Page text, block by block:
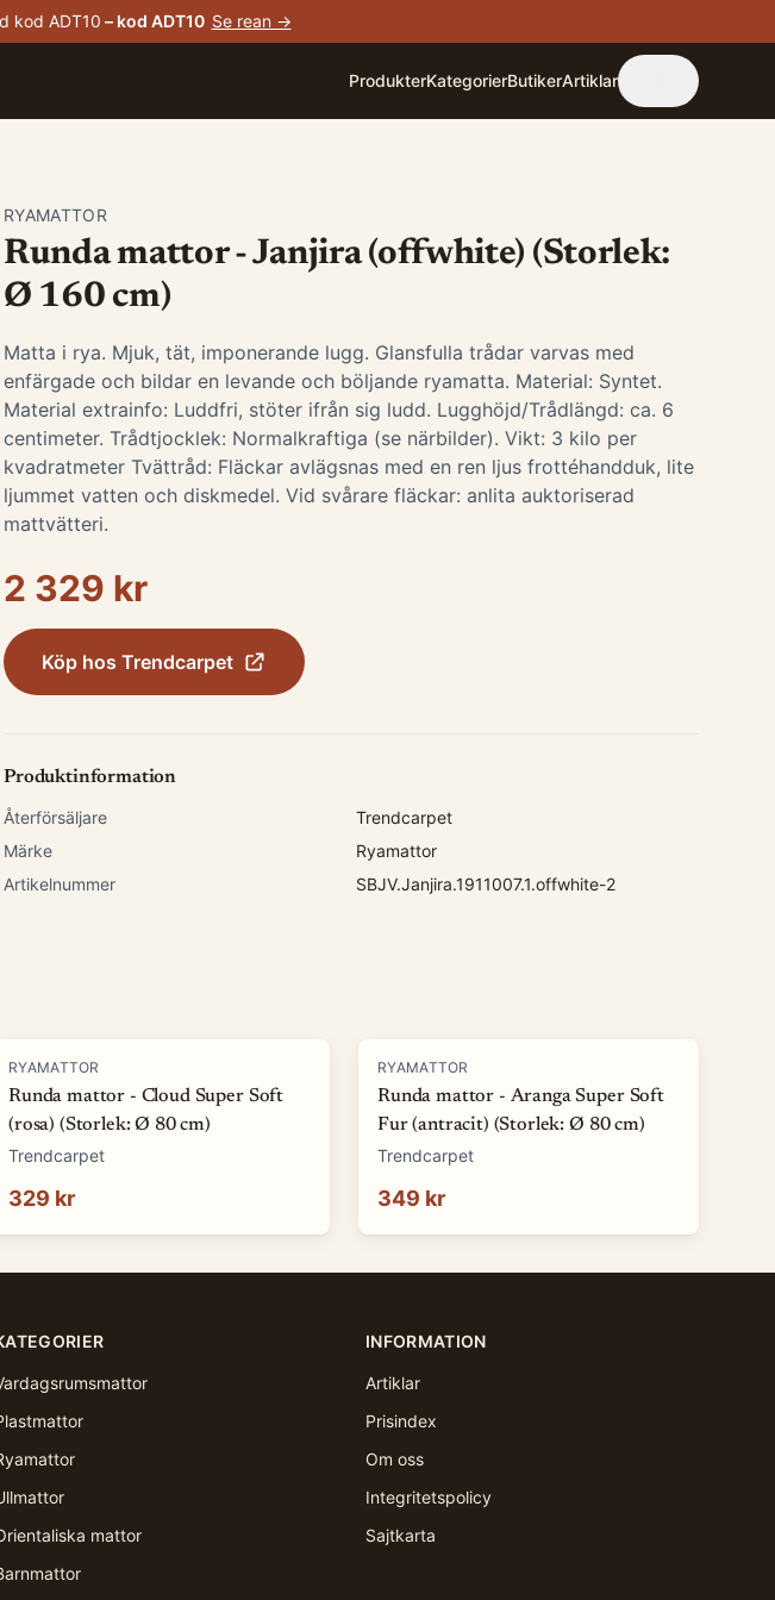
kod ADT10 – kod ADT10 Se rean →
ProdukterKategorierButikerArtiklar
RYAMATTOR
Runda mattor - Janjira (offwhite) (Storlek:
Ø 160 cm)
Matta i rya. Mjuk, tät, imponerande lugg. Glansfulla trådar varvas med
enfärgade och bildar en levande och böljande ryamatta. Material: Syntet.
Material extrainfo: Luddfri, stöter ifrån sig ludd. Lugghöjd/Trådlängd: ca. 6
centimeter. Trådtjocklek: Normalkraftiga (se närbilder). Vikt: 3 kilo per
kvadratmeter Tvättråd: Fläckar avlägsnas med en ren ljus frottéhandduk, lite
ljummet vatten och diskmedel. Vid svårare fläckar: anlita auktoriserad
mattvätteri.
2 329 kr
Köp hos Trendcarpet
Produktinformation
Återförsäljare
Trendcarpet
Märke
Ryamattor
Artikelnummer
SBJV.Janjira.1911007.1.offwhite-2
RYAMATTOR
Runda mattor - Cloud Super Soft
(rosa) (Storlek: Ø 80 cm)
Trendcarpet
329 kr
RYAMATTOR
Runda mattor - Aranga Super Soft
Fur (antracit) (Storlek: Ø 80 cm)
Trendcarpet
349 kr
mattor
INFORMATION
Artiklar
Prisindex
Om oss
Integritetspolicy
Sajtkarta